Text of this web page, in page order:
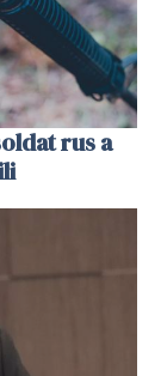
rus a